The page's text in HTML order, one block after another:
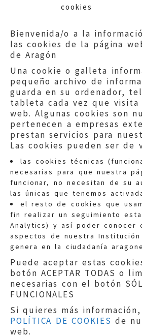
cookies
Bienvenida/o a la
las cookies de la página
de Aragón
Una cookie o galleta
pequeño archivo de
guarda en su ordenador,
tableta cada vez que visita
web. Algunas cookies son
pertenecen a empresas
prestan servicios para
Las cookies pueden ser de
las cookies técnicas
necesarias para que nuestra
funcionar, no necesitan de su
las únicas que tenemos
el resto de cookies que
fin realizar un seguimiento
Analytics) y así poder conocer
aspectos de nuestra
genera en la ciudadanía
Puede aceptar estas
botón ACEPTAR TODAS o
necesarias con el botón
FUNCIONALES
Si quieres más
POLÍTICA DE COOKIES de
web.
Quejas:
Información
Teléfonos:900 210 210
Aviso legal|Política